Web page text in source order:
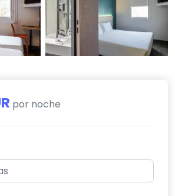
por noche